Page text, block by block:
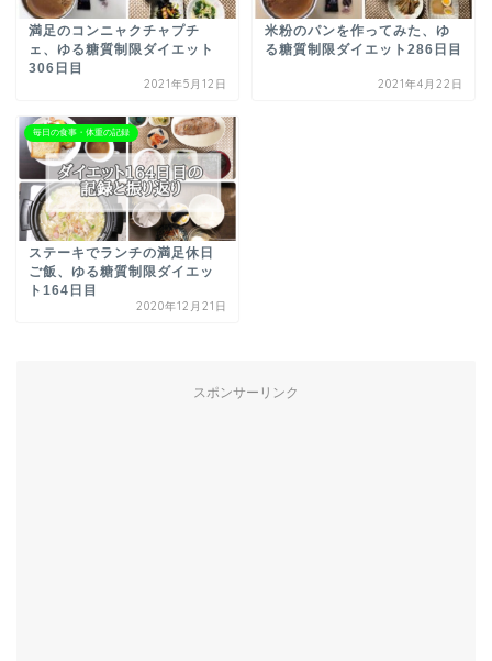
満足のコンニャクチャプチ
ェ、ゆる糖質制限ダイエット
306日目
2021年5月12日
米粉のパンを作ってみた、ゆ
る糖質制限ダイエット286日目
2021年4月22日
毎日の食事・体重の記録
ステーキでランチの満足休日
ご飯、ゆる糖質制限ダイエッ
ト164日目
2020年12月21日
スポンサーリンク